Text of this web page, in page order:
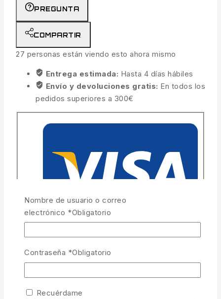
PREGUNTA
COMPARTIR
27 personas están viendo esto ahora mismo
Entrega estimada: Hasta 4 días hábiles
Envío y devoluciones gratis: En todos los
pedidos superiores a 300€
Nombre de usuario o correo
electrónico *Obligatorio
Contraseña *Obligatorio
Recuérdame